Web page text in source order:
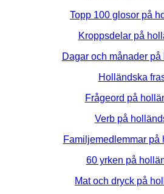
Topp 100 glosor på
Kroppsdelar på
Dagar och månader
Holländska
Frågeord på
Verb på
Familjemedlemmar på
60 yrken på
Mat och dryck på